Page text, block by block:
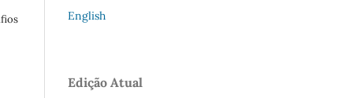
English
Edição Atual